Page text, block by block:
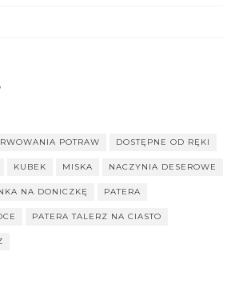
POTRAW DOSTĘPNE OD RĘKI
KUBEK MISKA NACZYNIA DESEROWE
NA DONICZKĘ PATERA
PATERA TALERZ NA CIASTO